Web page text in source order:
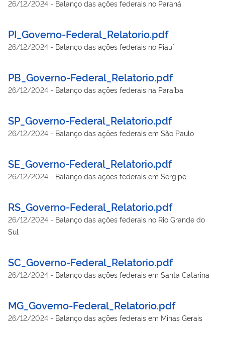
26/12/2024 - Balanço das ações federais no Paraná
PI_Governo-Federal_Relatorio.pdf
26/12/2024 - Balanço das ações federais no Piauí
PB_Governo-Federal_Relatorio.pdf
26/12/2024 - Balanço das ações federais na Paraíba
SP_Governo-Federal_Relatorio.pdf
26/12/2024 - Balanço das ações federais em São Paulo
SE_Governo-Federal_Relatorio.pdf
26/12/2024 - Balanço das ações federais em Sergipe
RS_Governo-Federal_Relatorio.pdf
26/12/2024 - Balanço das ações federais no Rio Grande do
Sul
SC_Governo-Federal_Relatorio.pdf
26/12/2024 - Balanço das ações federais em Santa Catarina
MG_Governo-Federal_Relatorio.pdf
26/12/2024 - Balanço das ações federais em Minas Gerais